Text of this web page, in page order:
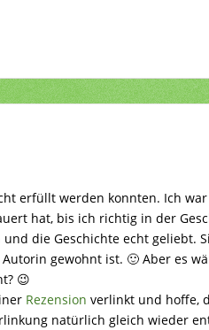
erfüllt werden konnten. Ich
hat, bis ich richtig in der
die Geschichte echt geliebt.
gewohnt ist. 🙂 Aber es
😉
Rezension verlinkt und hoffe,
natürlich gleich wieder